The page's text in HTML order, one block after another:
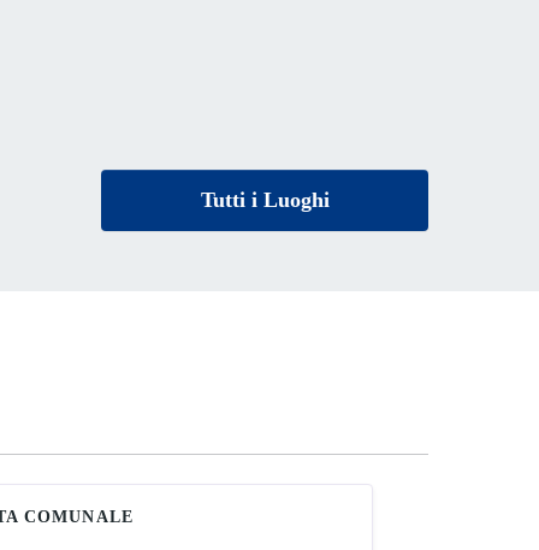
Tutti i Luoghi
COMUNALE